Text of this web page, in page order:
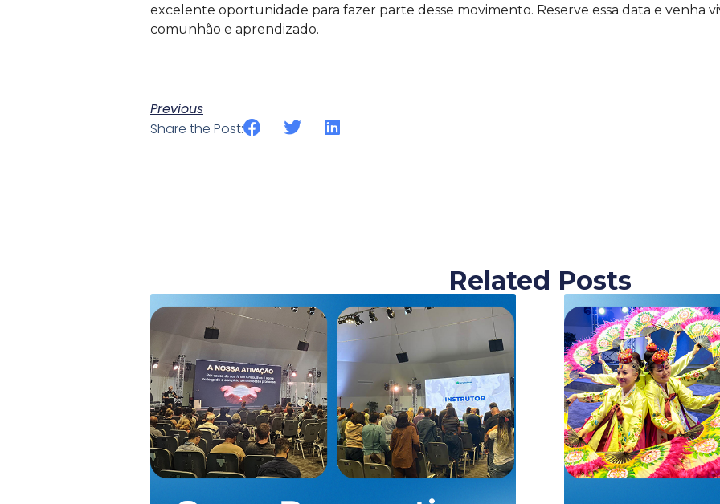
excelente oportunidade para fazer parte desse movimento. Reserve essa data e venha
comunhão e aprendizado.
Previous
Share the Post:
Related Posts